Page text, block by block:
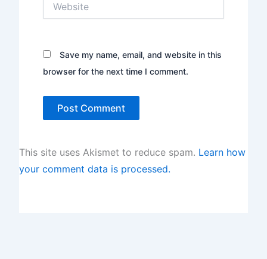
Save my name, email, and website in this
browser for the next time I comment.
This site uses Akismet to reduce spam. Learn how
your comment data is processed.